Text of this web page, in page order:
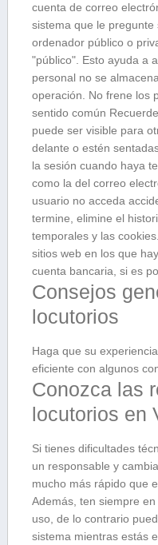
cuenta de correo
sistema que le
ordenador público o
"público". Esto ayuda a
personal no se
operación. No frene los
sentido común
puede ser visible para
delante o estén
la sesión cuando haya
como la del correo
usuario no acceda
termine, elimine el
temporales y las
sitios web en los que
cuenta bancaria, si es
Consejos
locutorios
Haga que su
eficiente con algunos
Conozca las
locutorios en
Si tienes dificultades
un responsable y
mucho más rápido que
Además, ten siempre
uso, de lo contrario
sistema mientras estás